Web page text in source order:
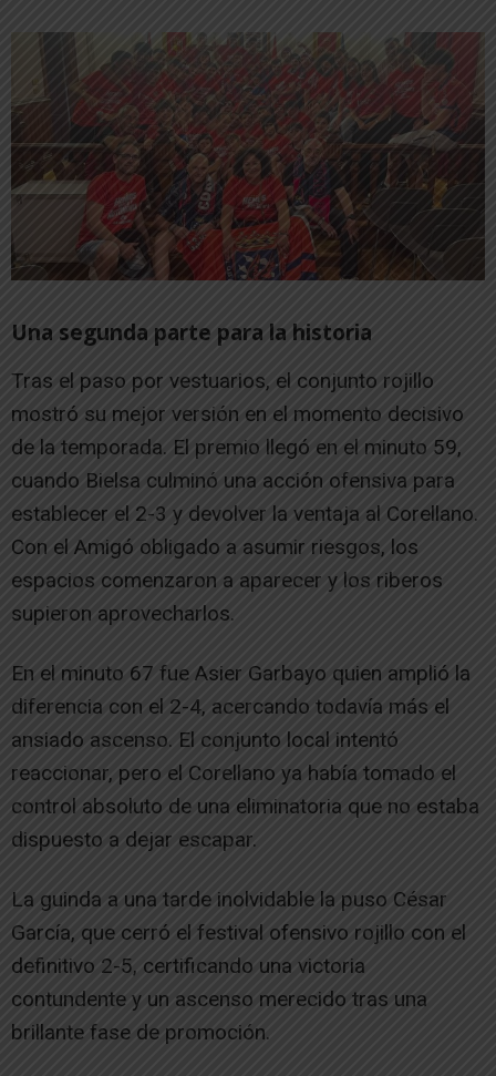
Una segunda parte para la historia
Tras el paso por vestuarios, el conjunto rojillo
mostró su mejor versión en el momento decisivo
de la temporada. El premio llegó en el minuto 59,
cuando Bielsa culminó una acción ofensiva para
establecer el 2-3 y devolver la ventaja al Corellano.
Con el Amigó obligado a asumir riesgos, los
espacios comenzaron a aparecer y los riberos
supieron aprovecharlos.
En el minuto 67 fue Asier Garbayo quien amplió la
diferencia con el 2-4, acercando todavía más el
ansiado ascenso. El conjunto local intentó
reaccionar, pero el Corellano ya había tomado el
control absoluto de una eliminatoria que no estaba
dispuesto a dejar escapar.
La guinda a una tarde inolvidable la puso César
García, que cerró el festival ofensivo rojillo con el
definitivo 2-5, certificando una victoria
contundente y un ascenso merecido tras una
brillante fase de promoción.